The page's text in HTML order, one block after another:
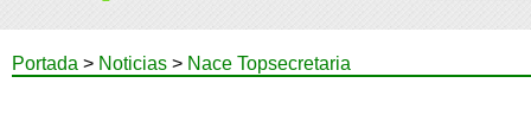
Portada > Noticias > Nace Topsecretaria